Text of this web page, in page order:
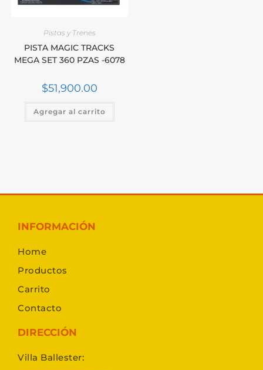
Pistas y Trenes
PISTA MAGIC TRACKS
MEGA SET 360 PZAS -6078
$51,900.00
Agregar al carrito
INFORMACIÓN
Home
Productos
Carrito
Contacto
DIRECCIÓN
Villa Ballester: